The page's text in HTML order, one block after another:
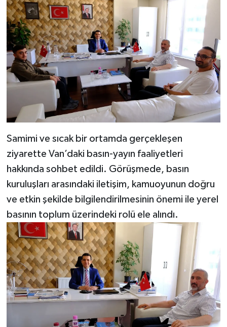
Samimi ve sıcak bir ortamda gerçekleşen
ziyarette Van’daki basın-yayın faaliyetleri
hakkında sohbet edildi. Görüşmede, basın
kuruluşları arasındaki iletişim, kamuoyunun doğru
ve etkin şekilde bilgilendirilmesinin önemi ile yerel
basının toplum üzerindeki rolü ele alındı.